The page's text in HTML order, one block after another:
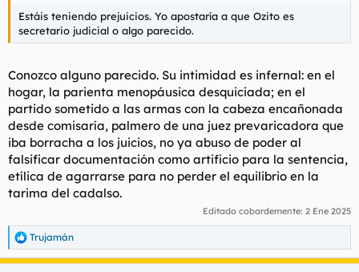
Estáis teniendo prejuicios. Yo apostaría a que Ozito es
secretario judicial o algo parecido.
Conozco alguno parecido. Su intimidad es infernal: en el
hogar, la parienta menopáusica desquiciada; en el
partido sometido a las armas con la cabeza encañonada
desde comisaría, palmero de una juez prevaricadora que
iba borracha a los juicios, no ya abuso de poder al
falsificar documentación como artificio para la sentencia,
etílica de agarrarse para no perder el equilibrio en la
tarima del cadalso.
Editado cobardemente: 2 Ene 2025
R
e
Trujamán